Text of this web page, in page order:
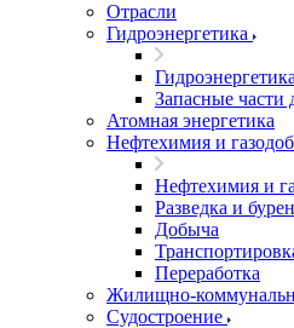
Отрасли
Гидроэнергетика
Гидроэнергетика
Запасные части
Атомная энергетика
Нефтехимия и
Нефтехимия и
Разведка и
Добыча
Переработка
Жилищно-
Судостроение